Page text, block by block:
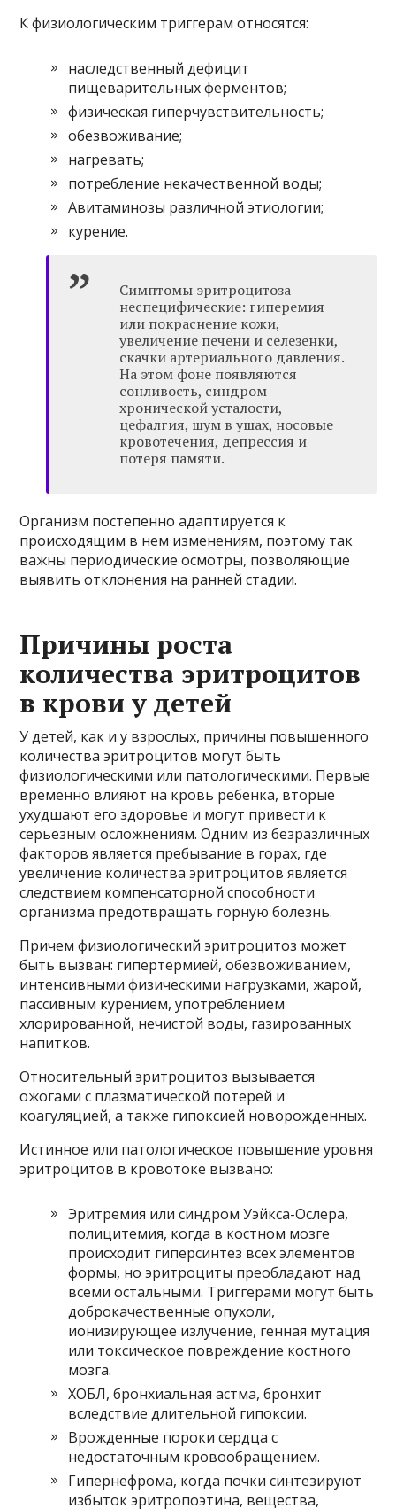
К физиологическим триггерам относятся:
наследственный дефицит
пищеварительных ферментов;
физическая гиперчувствительность;
обезвоживание;
нагревать;
потребление некачественной воды;
Авитаминозы различной этиологии;
курение.
Симптомы эритроцитоза
неспецифические: гиперемия
или покраснение кожи,
увеличение печени и селезенки,
скачки артериального давления.
На этом фоне появляются
сонливость, синдром
хронической усталости,
цефалгия, шум в ушах, носовые
кровотечения, депрессия и
потеря памяти.
Организм постепенно адаптируется к
происходящим в нем изменениям, поэтому так
важны периодические осмотры, позволяющие
выявить отклонения на ранней стадии.
Причины роста
количества эритроцитов
в крови у детей
У детей, как и у взрослых, причины повышенного
количества эритроцитов могут быть
физиологическими или патологическими. Первые
временно влияют на кровь ребенка, вторые
ухудшают его здоровье и могут привести к
серьезным осложнениям. Одним из безразличных
факторов является пребывание в горах, где
увеличение количества эритроцитов является
следствием компенсаторной способности
организма предотвращать горную болезнь.
Причем физиологический эритроцитоз может
быть вызван: гипертермией, обезвоживанием,
интенсивными физическими нагрузками, жарой,
пассивным курением, употреблением
хлорированной, нечистой воды, газированных
напитков.
Относительный эритроцитоз вызывается
ожогами с плазматической потерей и
коагуляцией, а также гипоксией новорожденных.
Истинное или патологическое повышение уровня
эритроцитов в кровотоке вызвано:
Эритремия или синдром Уэйкса-Ослера,
полицитемия, когда в костном мозге
происходит гиперсинтез всех элементов
формы, но эритроциты преобладают над
всеми остальными. Триггерами могут быть
доброкачественные опухоли,
ионизирующее излучение, генная мутация
или токсическое повреждение костного
мозга.
ХОБЛ, бронхиальная астма, бронхит
вследствие длительной гипоксии.
Врожденные пороки сердца с
недостаточным кровообращением.
Гипернефрома, когда почки синтезируют
избыток эритропоэтина, вещества,